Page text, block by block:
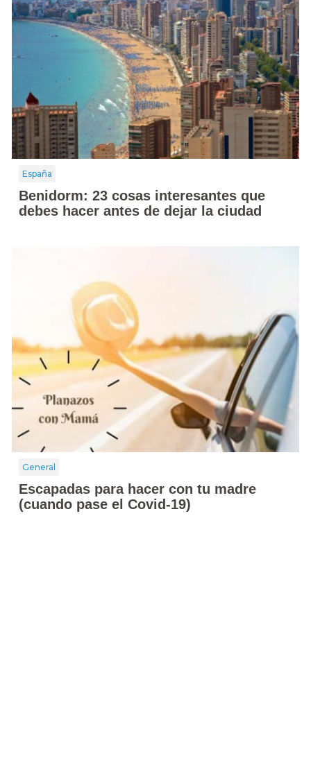
España
Benidorm: 23 cosas interesantes que
debes hacer antes de dejar la ciudad
General
Escapadas para hacer con tu madre
(cuando pase el Covid-19)